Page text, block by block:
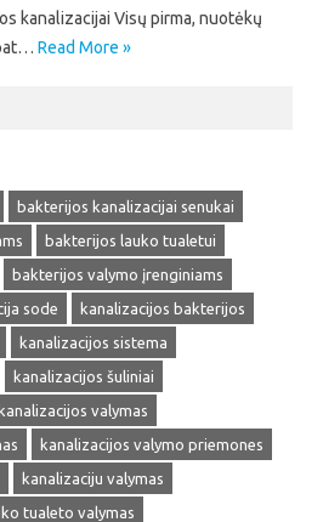
kanalizacijai Visų pirma, nuotėkų
Read More »
bakterijos kanalizacijai senukai
bakterijos lauko tualetui
bakterijos valymo įrenginiams
sode
kanalizacijos bakterijos
kanalizacijos sistema
kanalizacijos šuliniai
kanalizacijos valymas
kanalizacijos valymo priemones
kanalizaciju valymas
tualeto valymas